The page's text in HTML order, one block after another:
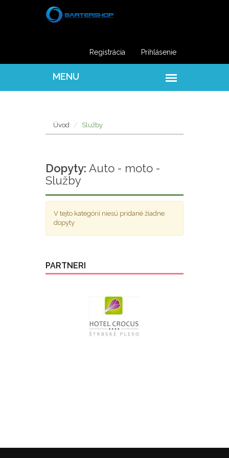
Registrácia Prihlásenie
Úvod Služby
Dopyty: Auto - moto -
Služby
V tejto kategórií niesú pridané žiadne
dopyty
PARTNERI